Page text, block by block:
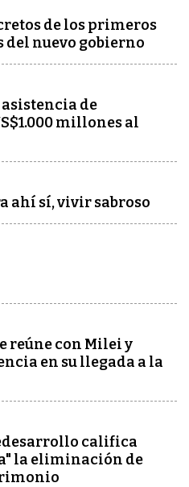
de los primeros
nuevo gobierno
de
millones al
ahí sí, vivir sabroso
reúne con Milei y
en su llegada a la
califica
la eliminación de